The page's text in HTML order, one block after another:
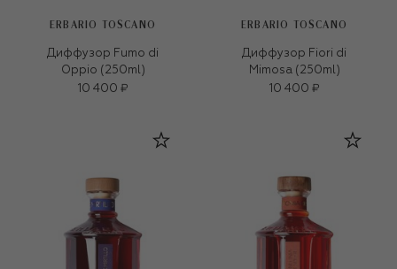
ERBARIO TOSCANO
Диффузор Fumo di
Oppio (250ml)
10 400 ₽
ERBARIO TOSCANO
Диффузор Fiori di
Mimosa (250ml)
10 400 ₽